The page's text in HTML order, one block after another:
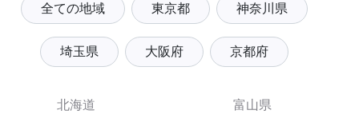
全ての地域 東京都 神奈川県
埼玉県 大阪府 京都府
北海道
富山県